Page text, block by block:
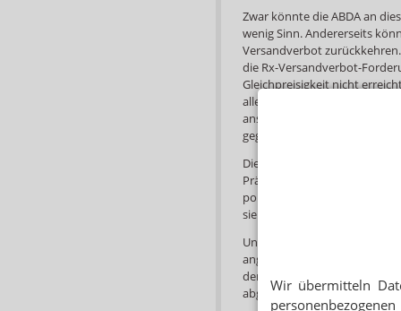
Wir übermitteln
Zwar könnte die ABDA an
wenig Sinn. Andererseits
Versandverbot zurückkehren.
die Rx-Versandverbot-
Gleichpreisigkeit nicht
allerdings bedeuten, dass die
anstehenden Wahlkämpfe
gegen Spahn in Stellung zu
Die Aussichten auf Erfolg der
Präsident Schmidt selbst in
politischen Mehrheiten für
sieht – nicht nur in der SPD,
Und wie geht es mit ABDA-
angeschlagen: Seit einem
der Apothekerschaft so
abgerückt und hat jetzt keine